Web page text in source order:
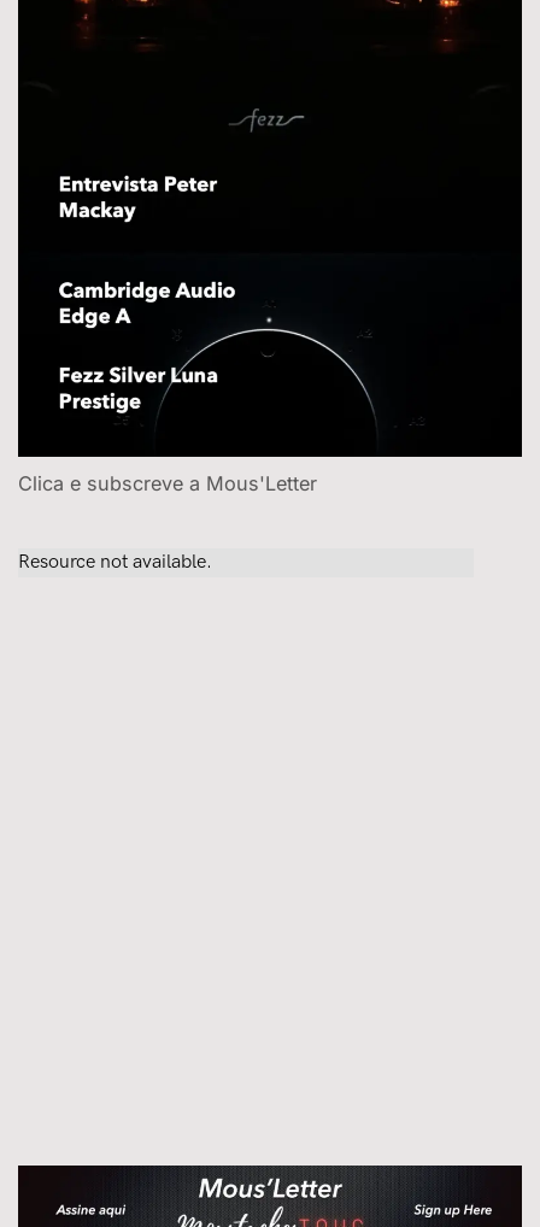
Clica e subscreve a Mous'Letter